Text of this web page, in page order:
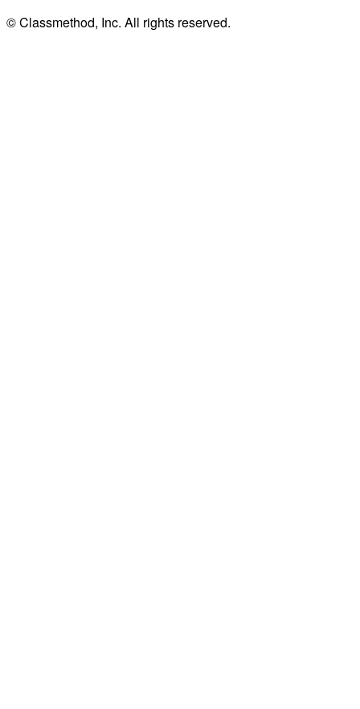
© Classmethod, Inc. All rights reserved.